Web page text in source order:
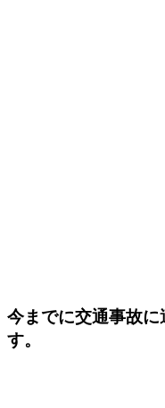
今までに交通事故
す。